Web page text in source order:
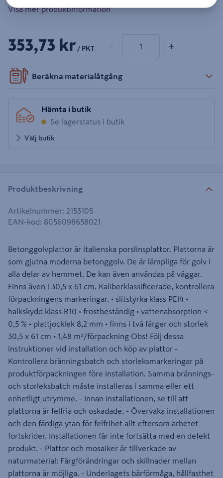
Visa mer produktinformation
353,73 kr / PKT − +
Beräkna materialåtgång
Hämta i butik
Se lagerstatus i butik
Välj butik
Produktbeskrivning
Artikelnummer: 2153105
EAN-kod: 8056098658021
Betonggolvplattor är italienska porslinsplattor. Plattorna är
som gjutna moderna betonggolv. De är lämpliga för golv i
alla delar av hemmet. De kan även användas på väggar.
Finns även i 30,5 x 61 cm. Kaliberklassificerade, kontrollera
förpackningens markeringar. • slitstyrka klass PEI4 •
halkskydd klass R10 • frostbeständig • vattenabsorption <
0,5 % • plattjocklek 8,2 mm • finns i två färger och storlek
30,5 x 61 cm • 1,48 m²/förpackning Obs! Följ dessa
instruktioner vid installation och köp av plattor -
Kontrollera bränningsbatch och storleksmarkeringar på
produktförpackningen före installation. Samma brännings-
och storleksbatch måste installeras i samma eller ett
enhetligt utrymme. - Innan installationen, se till att
plattorna är felfria och oskadade. - Övervaka installationen
och den färdiga ytan för felfrihet allt eftersom arbetet
fortskrider. Installationen får inte fortsätta med en defekt
produkt. - Plattor och mosaiker är tillverkade av
naturmaterial: Färgförändringar och skillnader mellan
plattorna är möjliga. - Underlagets bärförmåga, hållfasthet